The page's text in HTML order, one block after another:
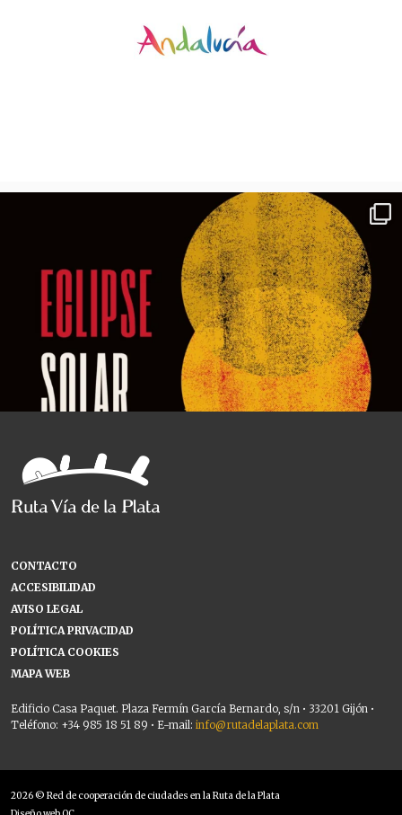
CONTACTO
ACCESIBILIDAD
AVISO LEGAL
POLÍTICA PRIVACIDAD
POLÍTICA COOKIES
MAPA WEB
Edificio Casa Paquet. Plaza Fermín García Bernardo, s/n • 33201 Gijón •
Teléfono: +34 985 18 51 89 • E-mail: info@rutadelaplata.com
2026 © Red de cooperación de ciudades en la Ruta de la Plata